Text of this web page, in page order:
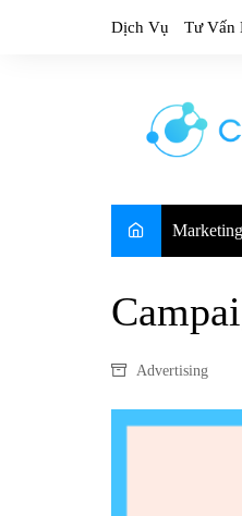
Dịch Vụ Tư Vấn
Marketing
Advertising